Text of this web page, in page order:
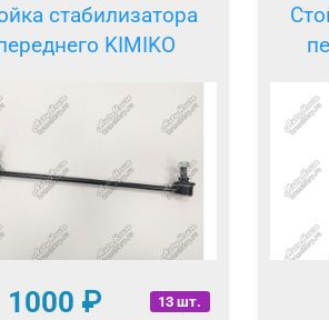
стабилизатора
KIMIKO
13 шт.
1000 ₽